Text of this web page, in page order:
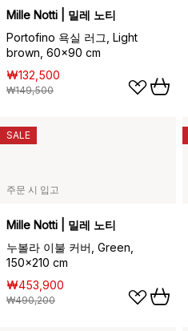
Mille Notti | 밀레 노티
Portofino 욕실 러그, Light
brown, 60x90 cm
₩132,500
₩149,500
주문 시 입고
Mille Notti | 밀레 노티
누볼라 이불 커버, Green,
150x210 cm
₩453,900
₩490,200
SALE